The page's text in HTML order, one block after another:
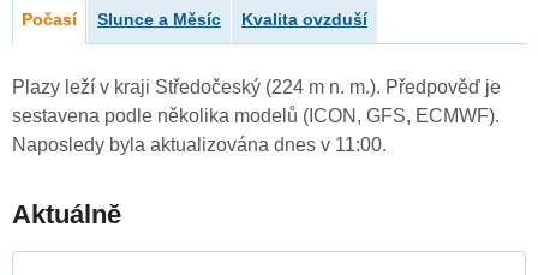
Počasí Slunce a Měsíc Kvalita ovzduší
Plazy leží v kraji Středočeský (224 m n. m.). Předpověď je
sestavena podle několika modelů (ICON, GFS, ECMWF).
Naposledy byla aktualizována dnes v 11:00.
Aktuálně